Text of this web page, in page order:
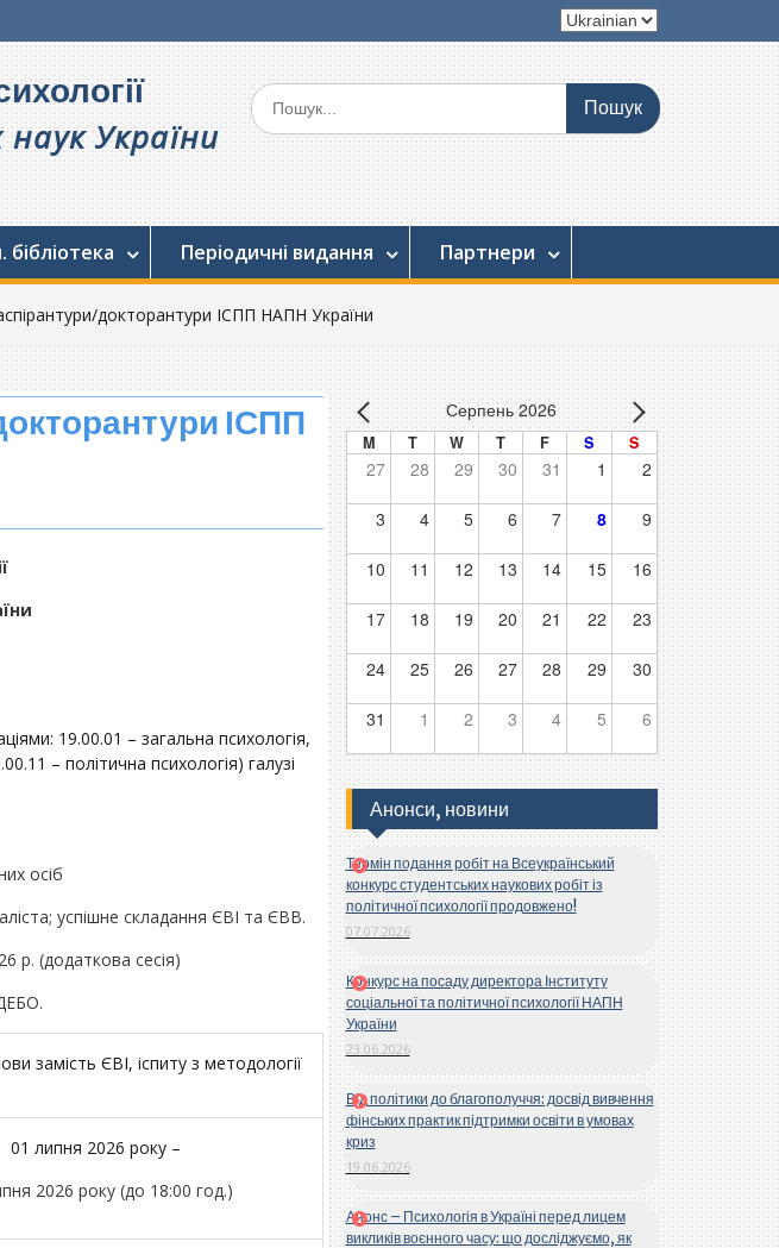
Вибрати
мову
наук України
Шукати:
бібліотека Періодичні видання Партнери
докторантури ІСПП НАПН України
ІСПП
19.00.01 – загальна психологія,
– політична психологія) галузі
осіб
успішне складання ЄВІ та ЄВВ.
р. (додаткова сесія)
замість ЄВІ, іспиту з методології
01 липня 2026 року –
2026 року (до 18:00 год.)
Серпень 2026
M T W T F S S
27 28 29 30 31 1 2
3 4 5 6 7 8 9
10 11 12 13 14 15 16
17 18 19 20 21 22 23
24 25 26 27 28 29 30
31 1 2 3 4 5 6
Анонси, новини
Термін подання робіт на Всеукраїнський
конкурс студентських наукових робіт із
політичної психології продовжено!
07.07.2026
Конкурс на посаду директора Інституту
соціальної та політичної психології НАПН
України
23.06.2026
Від політики до благополуччя: досвід вивчення
фінських практик підтримки освіти в умовах
криз
19.06.2026
Анонс – Психологія в Україні перед лицем
викликів воєнного часу: що досліджуємо, як